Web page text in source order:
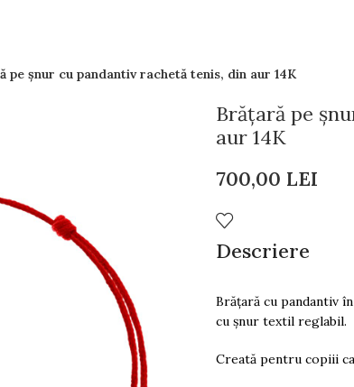
pe șnur cu pandantiv rachetă tenis, din aur 14K
Brățară pe
aur 14K
700,00 LEI
Descriere
Brățară cu pandantiv
cu șnur textil reglabil.
Creată pentru copiii